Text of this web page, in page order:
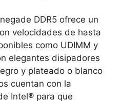
DDR5 ofrece un
velocidades de hasta
como UDIMM y
elegantes disipadores
y plateado o blanco
cuentan con la
Intel® para que